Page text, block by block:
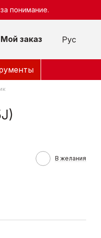
понимание.
Мой заказ Рус
В желания